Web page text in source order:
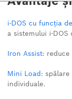
i-DOS cu funcția
a sistemului i-
Iron Assist: reduce
Mini Load:
individuale.